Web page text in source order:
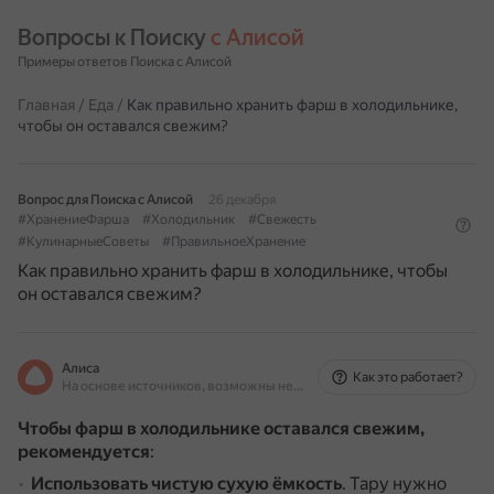
Вопросы к Поиску с Алисой
Примеры ответов Поиска с Алисой
Главная / Еда / Как правильно хранить фарш в холодильнике,
чтобы он оставался свежим?
Вопрос для Поиска с Алисой
26 декабря
#ХранениеФарша
#Холодильник
#Свежесть
#КулинарныеСоветы
#ПравильноеХранение
Как правильно хранить фарш в холодильнике, чтобы
он оставался свежим?
Алиса
На основе источников, возможны неточности
Как это работает?
Чтобы фарш в холодильнике оставался свежим,
рекомендуется:
Использовать чистую сухую ёмкость. Тару нужно